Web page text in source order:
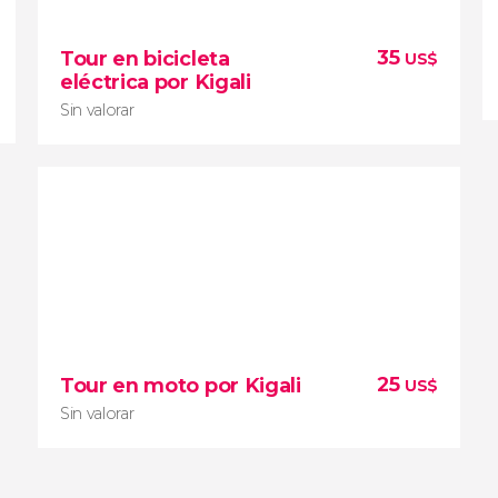
Contemplad elefantes, cebras, leones y otros
animales de la sabana
Tour en bicicleta
eléctrica por Kigali
Sin valorar
35 US$
tour en bicicleta eléctrica por Kigali
Tour en moto por Kigali
Sin valorar
25 US$